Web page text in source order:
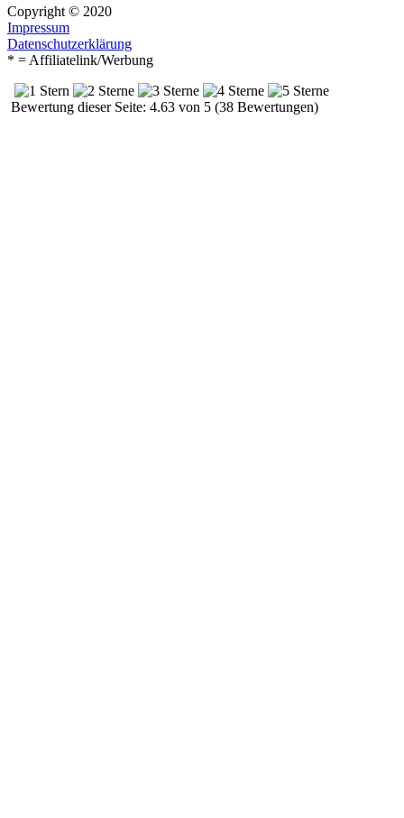
Copyright © 2020
Impressum
Datenschutzerklärung
* = Affiliatelink/Werbung
Bewertung dieser Seite: 4.63 von 5 (38 Bewertungen)